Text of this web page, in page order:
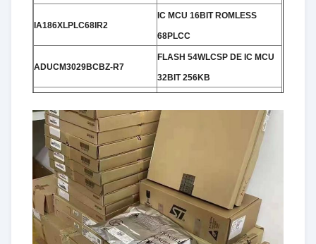
IA186XLPLC68IR2
IC MCU 16BIT ROMLESS
68PLCC
ADUCM3029BCBZ-R7
FLASH 54WLCSP DE IC MCU
32BIT 256KB
ADUC7060BSTZ32
48LQFP
ADUC848BSZ8-5
FLASH 52MQFP DE IC MCU
ADUC812BSZ-REEL
FLASH 52MQFP DE IC MCU
8BIT 8KB
IA186EBPQF80IR2
IC MCU 8/16BIT ROMLESS